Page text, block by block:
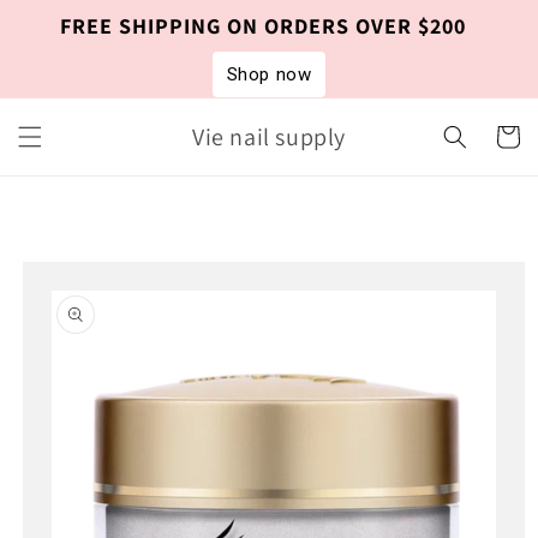
Skip to
content
FREE SHIPPING ON ORDERS OVER $200
Shop now
Vie nail supply Cart